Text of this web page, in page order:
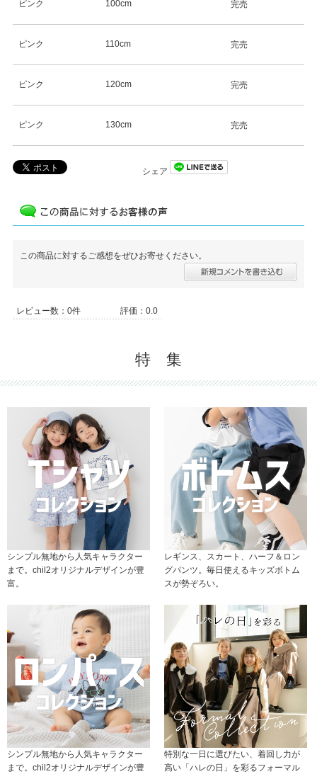
ピンク 100cm 完売
ピンク 110cm 完売
ピンク 120cm 完売
ピンク 130cm 完売
シェア
この商品に対するご感想をぜひお寄せください。
レビュー数：0件 評価：0.0
特 集
シンプル無地から人気キャラクター
まで。chil2オリジナルデザインが豊
富。
レギンス、スカート、ハーフ＆ロン
グパンツ。毎日使えるキッズボトム
スが勢ぞろい。
シンプル無地から人気キャラクター
まで。chil2オリジナルデザインが豊
特別な一日に選びたい、着回し力が
高い「ハレの日」を彩るフォーマル